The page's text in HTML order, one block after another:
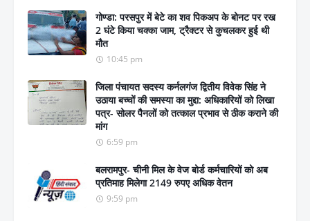
गोण्डा: परसपुर में बेटे का शव पिकअप के बोनट पर रख
2 घंटे किया चक्का जाम, ट्रैक्टर से कुचलकर हुई थी
मौत
10:45 pm
जिला पंचायत सदस्य कर्नलगंज द्वितीय विवेक सिंह ने
उठाया बच्चों की समस्या का मुद्दा: अधिकारियों को लिखा
पत्र- सोलर पैनलों को तत्काल प्रभाव से ठीक कराने की
मांग
6:59 pm
बलरामपुर- चीनी मिल के वेज बोर्ड कर्मचारियों को अब
प्रतिमाह मिलेगा 2149 रुपए अधिक वेतन
9:59 pm